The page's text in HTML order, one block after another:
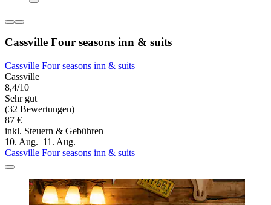
Cassville Four seasons inn & suits
Cassville Four seasons inn & suits
Cassville
8,4/10
Sehr gut
(32 Bewertungen)
87 €
inkl. Steuern & Gebühren
10. Aug.–11. Aug.
Cassville Four seasons inn & suits